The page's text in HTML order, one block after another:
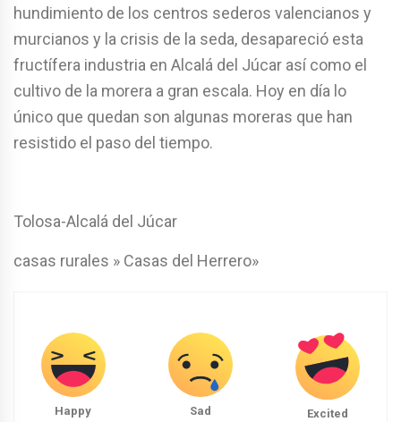
hundimiento de los centros sederos valencianos y
murcianos y la crisis de la seda, desapareció esta
fructífera industria en Alcalá del Júcar así como el
cultivo de la morera a gran escala. Hoy en día lo
único que quedan son algunas moreras que han
resistido el paso del tiempo.
Tolosa-Alcalá del Júcar
casas rurales » Casas del Herrero»
Happy Sad Excited